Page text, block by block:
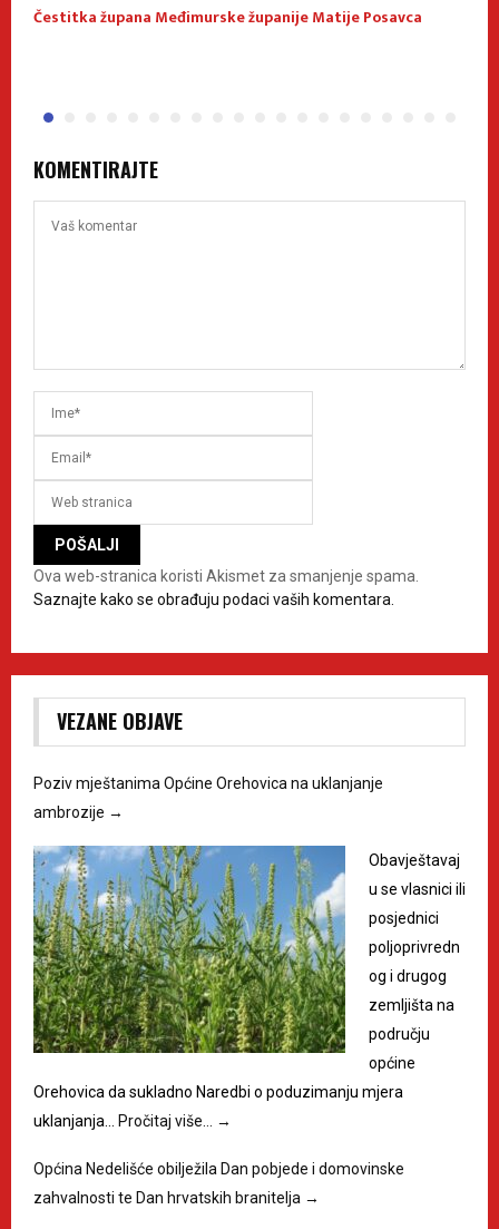
Čestitka župana Međimurske županije Matije Posavca
KOMENTIRAJTE
Ova web-stranica koristi Akismet za smanjenje spama.
Saznajte kako se obrađuju podaci vaših komentara.
VEZANE OBJAVE
Poziv mještanima Općine Orehovica na uklanjanje
ambrozije →
Obavještavaj
u se vlasnici ili
posjednici
poljoprivredn
og i drugog
zemljišta na
području
općine
Orehovica da sukladno Naredbi o poduzimanju mjera
uklanjanja…
Pročitaj više… →
Općina Nedelišće obilježila Dan pobjede i domovinske
zahvalnosti te Dan hrvatskih branitelja →